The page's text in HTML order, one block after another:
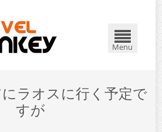
Menu
ラオスに行く予定で
すが